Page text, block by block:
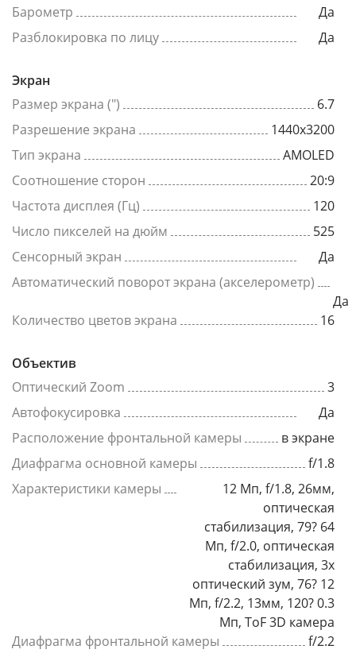
Барометр
Да
Разблокировка по лицу
Да
Экран
Размер экрана (")
6.7
Разрешение экрана
1440x3200
Тип экрана
AMOLED
Соотношение сторон
20:9
Частота дисплея (Гц)
120
Число пикселей на дюйм
525
Сенсорный экран
Да
Автоматический поворот экрана (акселерометр)
Да
Количество цветов экрана
16
Объектив
Оптический Zoom
3
Автофокусировка
Да
Расположение фронтальной камеры
в экране
Диафрагма основной камеры
f/1.8
Характеристики камеры
12 Мп, f/1.8, 26мм,
оптическая
стабилизация, 79? 64
Мп, f/2.0, оптическая
стабилизация, 3x
оптический зум, 76? 12
Мп, f/2.2, 13мм, 120? 0.3
Мп, ToF 3D камера
Диафрагма фронтальной камеры
f/2.2